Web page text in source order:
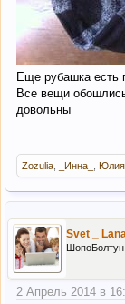
Еще рубашка есть
Все вещи
довольны
Zozulia _Инна_
Svet _
ШопоБолтун
2 Апрель 2014 в